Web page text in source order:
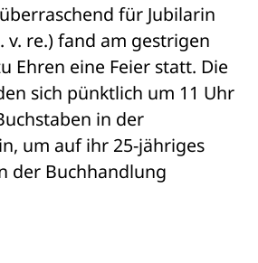
für Jubilarin
v. re.) fand am gestrigen
Ehren eine Feier statt. Die
sich pünktlich um 11 Uhr
in der
um auf ihr 25-jähriges
der Buchhandlung